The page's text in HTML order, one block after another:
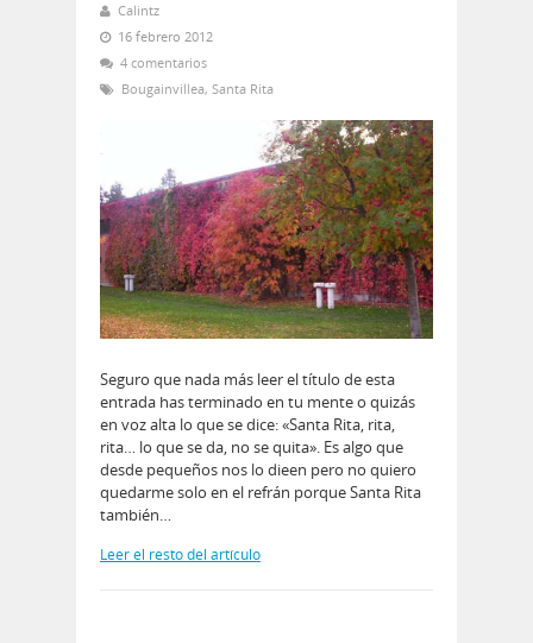
Calintz
16 febrero 2012
4 comentarios
Bougainvillea, Santa Rita
Seguro que nada más leer el título de esta
entrada has terminado en tu mente o quizás
en voz alta lo que se dice: «Santa Rita, rita,
rita… lo que se da, no se quita». Es algo que
desde pequeños nos lo dieen pero no quiero
quedarme solo en el refrán porque Santa Rita
también…
Leer el resto del artículo